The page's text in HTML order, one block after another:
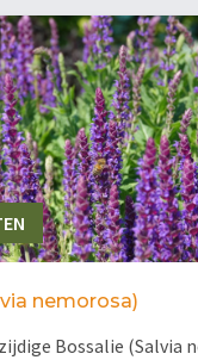
nemorosa)
Bossalie (Salvia